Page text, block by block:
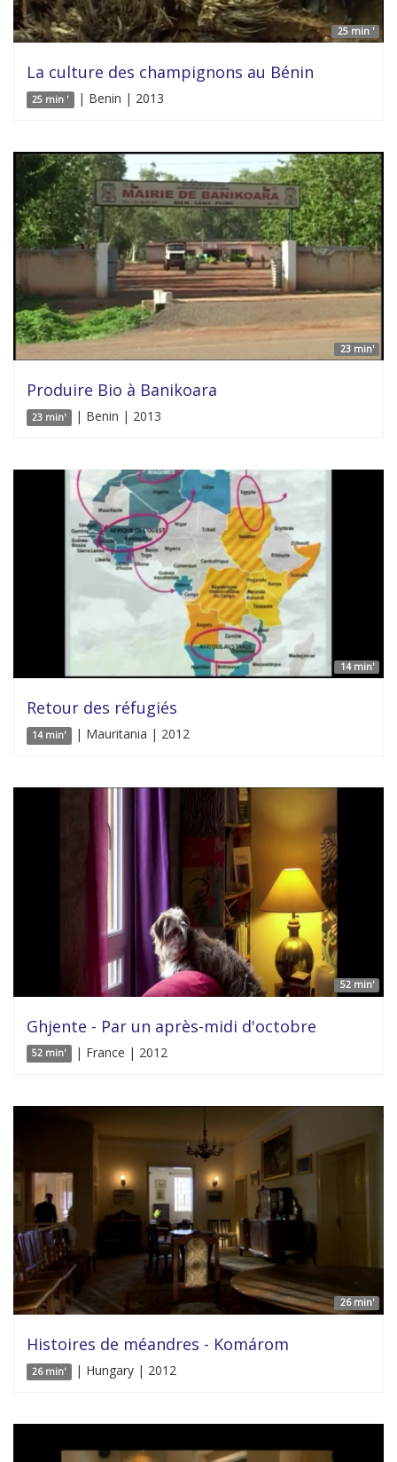
25 min '
La culture des champignons au Bénin
25 min ' | Benin | 2013
23 min'
Produire Bio à Banikoara
23 min' | Benin | 2013
14 min'
Retour des réfugiés
14 min' | Mauritania | 2012
52 min'
Ghjente - Par un après-midi d'octobre
52 min' | France | 2012
26 min'
Histoires de méandres - Komárom
26 min' | Hungary | 2012